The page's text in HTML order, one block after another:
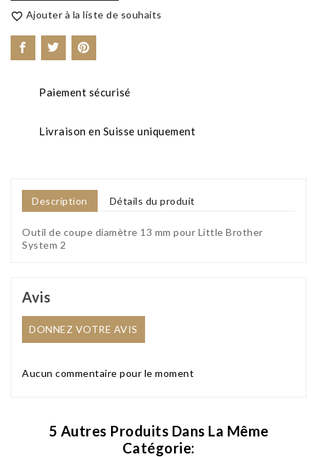
 Ajouter à la liste de souhaits
Paiement sécurisé
Livraison en Suisse uniquement
Description Détails du produit
Outil de coupe diamètre 13 mm pour Little Brother
System 2
Avis
DONNEZ VOTRE AVIS
Aucun commentaire pour le moment
5 Autres Produits Dans La Même
Catégorie: